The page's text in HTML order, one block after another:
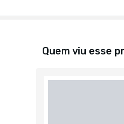
Quem viu esse